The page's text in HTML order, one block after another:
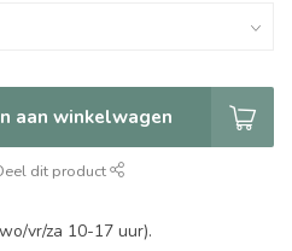
aan winkelwagen
dit product
vr/za 10-17 uur).